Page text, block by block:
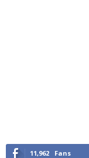
11,962 Fans